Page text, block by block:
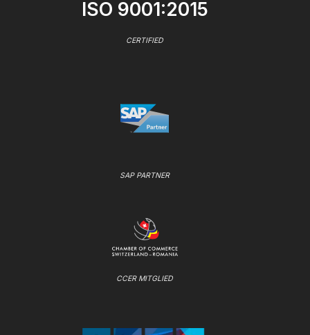
ISO 9001:2015
CERTIFIED
SAP PARTNER
CCER MITGLIED